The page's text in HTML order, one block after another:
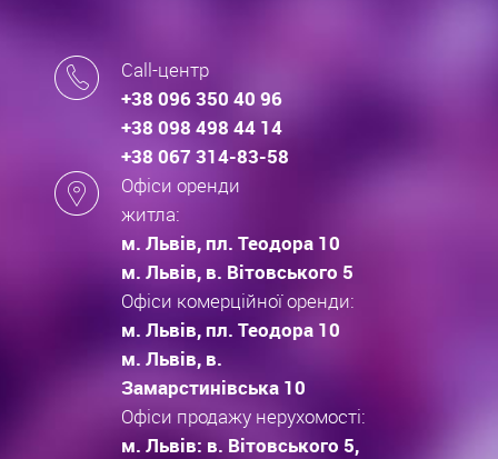
Call-центр
+38 096 350 40 96
+38 098 498 44 14
+38 067 314-83-58
Офіси оренди
житла:
м. Львів, пл. Теодора 10
м. Львів, в. Вітовського 5
Офіси комерційної оренди:
м. Львів, пл. Теодора 10
м. Львів, в.
Замарстинівська 10
Офіси продажу нерухомості:
м. Львів: в. Вітовського 5,